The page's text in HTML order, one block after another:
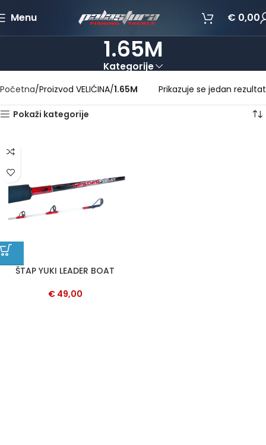
Menu € 0,00
1.65M
Kategorije
Početna Proizvod VELIĆINA 1.65M Prikazuje se jedan rezultat
Pokaži kategorije
ŠTAP YUKI LEADER BOAT
€49,00